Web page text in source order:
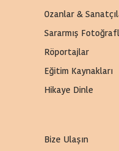
Ozanlar &
Sararmış
Röportajlar
Eğitim Kaynakları
Hikaye Dinle
Bize Ulaşın